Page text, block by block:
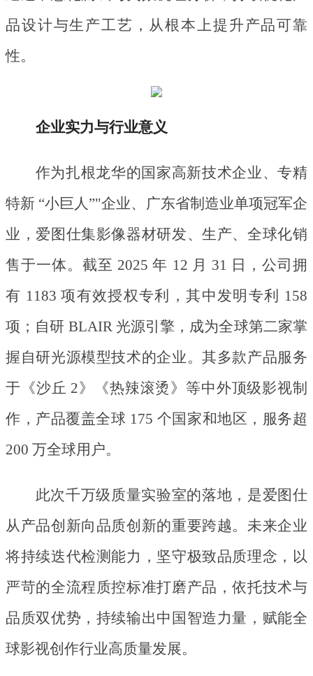
品设计与生产工艺，从根本上提升产品可靠
性。
企业实力与行业意义
作为扎根龙华的国家高新技术企业、专精
特新 “小巨人”"企业、广东省制造业单项冠军企
业，爱图仕集影像器材研发、生产、全球化销
售于一体。截至 2025 年 12 月 31 日，公司拥
有 1183 项有效授权专利，其中发明专利 158
项；自研 BLAIR 光源引擎，成为全球第二家掌
握自研光源模型技术的企业。其多款产品服务
于《沙丘 2》《热辣滚烫》等中外顶级影视制
作，产品覆盖全球 175 个国家和地区，服务超
200 万全球用户。
此次千万级质量实验室的落地，是爱图仕
从产品创新向品质创新的重要跨越。未来企业
将持续迭代检测能力，坚守极致品质理念，以
严苛的全流程质控标准打磨产品，依托技术与
品质双优势，持续输出中国智造力量，赋能全
球影视创作行业高质量发展。